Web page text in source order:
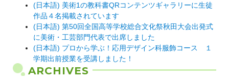
(日本語) 美術1の教科書QRコンテンツギャラリーに生徒
作品４名掲載されています
(日本語) 第50回全国高等学校総合文化祭秋田大会出発式
に美術・工芸部門代表で出席しました
(日本語) プロから学ぶ！応用デザイン科服飾コース １
学期出前授業を受講しました！
ARCHIVES